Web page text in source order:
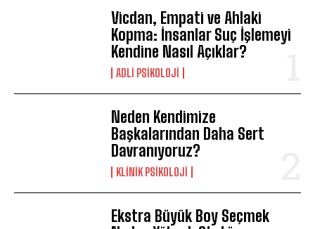
ABONE OL
Vicdan, Empati ve Ahlaki
Kopma: İnsanlar Suç İşlemeyi
Kendine Nasıl Açıklar?
ADLI PSIKOLOJI
Neden Kendimize
Başkalarından Daha Sert
Davranıyoruz?
KLINIK PSIKOLOJI
Ekstra Büyük Boy Seçmek